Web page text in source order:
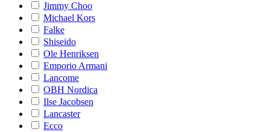
Jimmy Choo
Michael Kors
Falke
Shiseido
Ole Henriksen
Emporio Armani
Lancome
OBH Nordica
Ilse Jacobsen
Lancaster
Ecco